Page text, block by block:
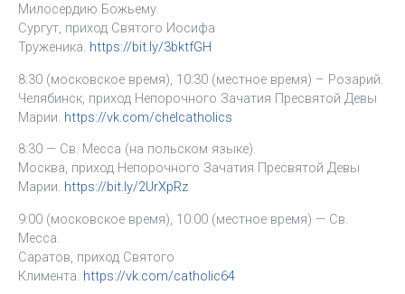
Милосердию Божьему.
Сургут, приход Святого Иосифа
Труженика. https://bit.ly/3bktfGH
8:30 (московское время), 10:30 (местное время) – Розарий.
Челябинск, приход Непорочного Зачатия Пресвятой Девы
Марии. https://vk.com/chelcatholics
8:30 — Св. Месса (на польском языке).
Москва, приход Непорочного Зачатия Пресвятой Девы
Марии. https://bit.ly/2UrXpRz
9:00 (московское время), 10:00 (местное время) — Св.
Месса.
Саратов, приход Святого
Климента. https://vk.com/catholic64